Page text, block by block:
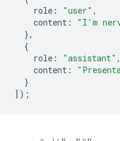
role: "user"
content : "I'm
role:
content :